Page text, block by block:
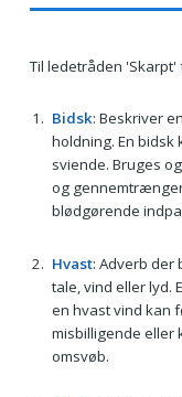
Til ledetråden
Bidsk: Beskriver
holdning. En bidsk
sviende. Bruges
og
blødgørende
Hvast: Adverb der
tale, vind eller lyd.
en hvast vind kan
misbilligende eller
omsvøb.